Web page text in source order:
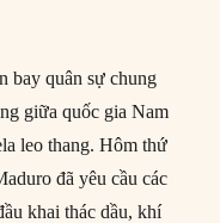
bay quân sự chung
giữa quốc gia Nam
leo thang. Hôm thứ
đã yêu cầu các
khai thác dầu, khí